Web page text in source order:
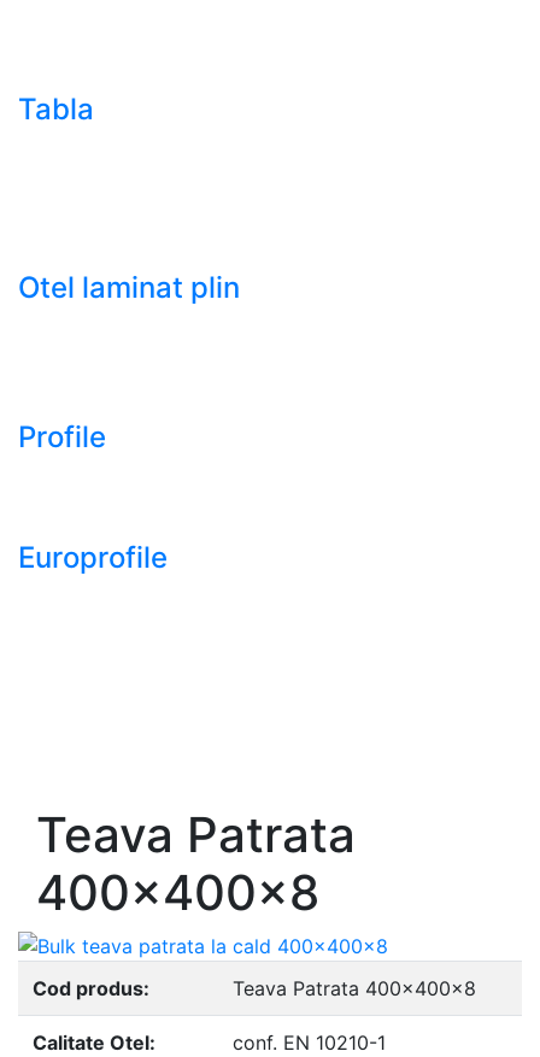
Tabla
Otel laminat plin
Profile
Europrofile
Teava Patrata
400x400x8
Cod produs: Teava Patrata 400x400x8
Calitate Otel: conf. EN 10210-1